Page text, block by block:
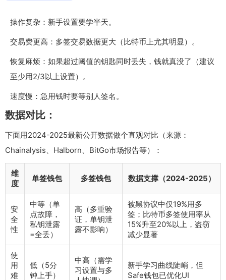
操作复杂：新手设置要学半天。
交易费更高：多签交易数据更大（比特币上尤其明显）。
恢复麻烦：如果超过阈值的钥匙同时丢失，钱就真没了（建议
至少用2/3以上设置）。
速度慢：急用钱时要等别人签名。
数据对比：
下面用2024-2025最新公开数据做个直观对比（来源：
Chainalysis、Halborn、BitGo市场报告等）：
维
度
单签钱包 多签钱包 数据支撑（2024-2025）
安
全
性
中等（单
点故障，
私钥泄露
=全丢）
高（多重验
证，单钥泄
露不影响）
被黑协议中仅19%用多
签；比特币多签使用率从
15%升至20%以上，盗窃
减少显著
使
用
难
低（5分
钟上手）
中高（需学
习设置与多
新手学习曲线陡峭，但
Safe钱包已优化UI